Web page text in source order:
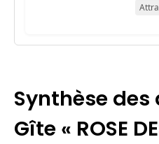
Synthèse des
Gîte « ROSE